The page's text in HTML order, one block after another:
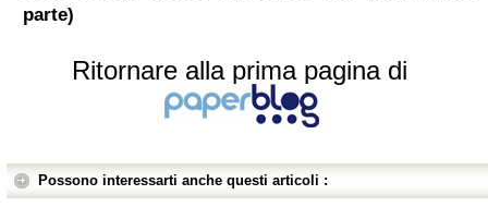
parte)
Ritornare alla prima pagina di
Possono interessarti anche questi articoli :